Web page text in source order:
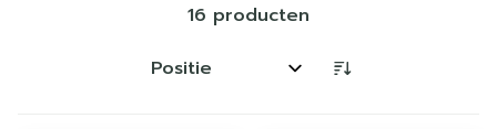
16 producten
Sorteer op: